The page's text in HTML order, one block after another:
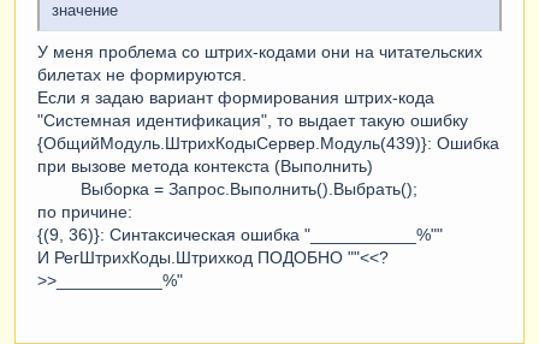
значение
У меня проблема со штрих-кодами они на читательских
билетах не формируются.
Если я задаю вариант формирования штрих-кода
"Системная идентификация", то выдает такую ошибку
{ОбщийМодуль.ШтрихКодыСервер.Модуль(439)}: Ошибка
при вызове метода контекста (Выполнить)
Выборка = Запрос.Выполнить().Выбрать();
по причине:
{(9, 36)}: Синтаксическая ошибка "___________%""
И РегШтрихКоды.Штрихкод ПОДОБНО ""<<?
>>___________%"